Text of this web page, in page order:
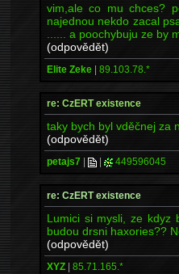
vim,ale co mu chces?
najednou nekdo zacal
...... a poochybuju ze by
(odpovědět)
Elite Zeke | 89.103.78.*
re: CzERT existence
taky bych byl vděčnej za
(odpovědět)
petajs7 | | 449596045
re: CzERT existence
Lumici si mysli, ze kdyz
budou drsni haxories??
(odpovědět)
XYZ | 85.71.165.*